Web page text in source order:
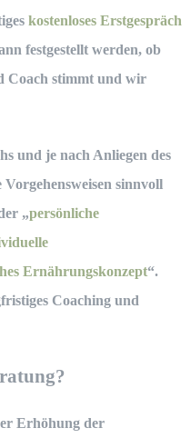
kostenloses Erstgespräch
festgestellt werden, ob
Coach stimmt und wir
und je nach Anliegen des
sinnvoll
„persönliche
Ernährungskonzept“.
Coaching und
Erhöhung der